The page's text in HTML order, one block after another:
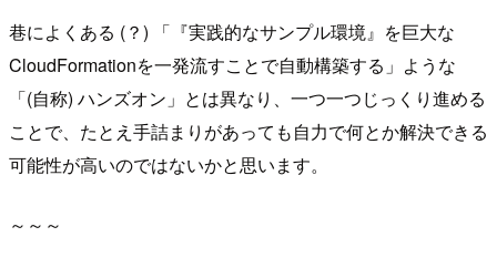
巷によくある (？) 「『実践的なサンプル環境』を巨大な
CloudFormationを一発流すことで自動構築する」ような
「(自称) ハンズオン」とは異なり、一つ一つじっくり進める
ことで、たとえ手詰まりがあっても自力で何とか解決できる
可能性が高いのではないかと思います。
～～～